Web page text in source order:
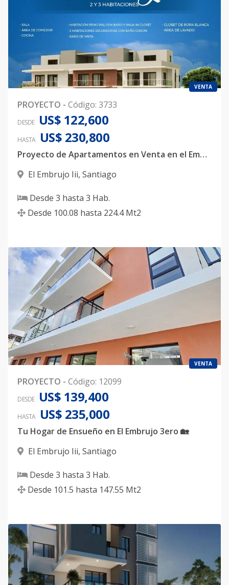
VENTA
PROYECTO - Código: 3733
DESDE US$ 122,600
HASTA US$ 230,800
Proyecto de Apartamentos en Venta en el Embrujo III, Santiago
El Embrujo Iii, Santiago
Desde 3 hasta 3 Hab.
Desde 100.08 hasta 224.4 Mt2
VENTA
PROYECTO - Código: 12099
DESDE US$ 139,400
HASTA US$ 235,000
Tu Hogar de Ensueño en El Embrujo 3ero 🏡
El Embrujo Iii, Santiago
Desde 3 hasta 3 Hab.
Desde 101.5 hasta 147.55 Mt2